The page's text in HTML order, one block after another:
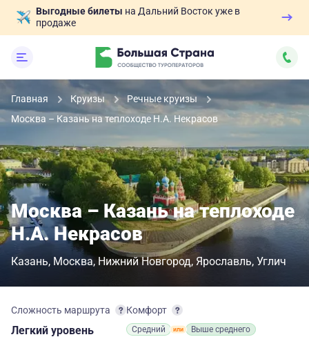
Выгодные билеты на Дальний Восток уже в
продаже
Главная Круизы
Речные круизы
Москва – Казань на теплоходе Н.А. Некрасов
Москва – Казань на теплоходе
Н.А. Некрасов
Казань Москва Нижний Новгород Ярославль Углич
Сложность маршрута
Легкий уровень
Комфорт
Средний Выше среднего